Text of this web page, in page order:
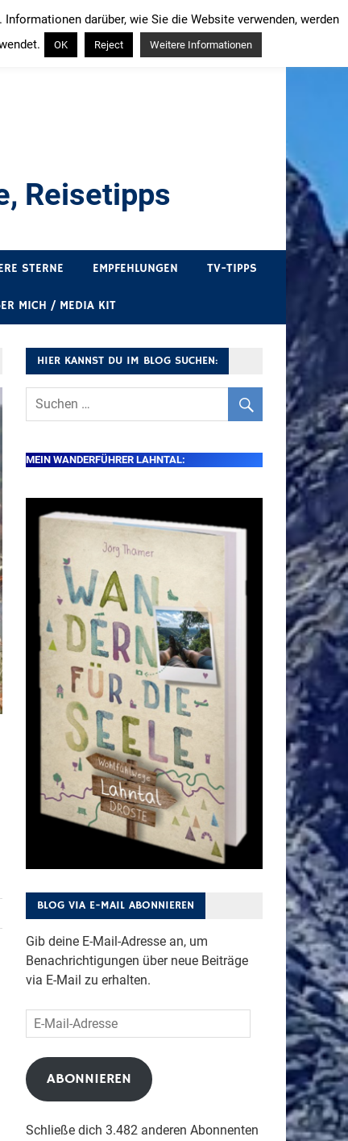
Reisetipps
STERNE EMPFEHLUNGEN TV-TIPPS
MICH / MEDIA KIT
HIER KANNST DU IM BLOG SUCHEN:
MEIN WANDERFÜHRER LAHNTAL:
BLOG VIA E-MAIL ABONNIEREN
Gib deine E-Mail-Adresse an, um
Benachrichtigungen über neue Beiträge
via E-Mail zu erhalten.
E-
Mail-
Adresse
ABONNIEREN
Schließe dich 3.482 anderen Abonnenten
darüber, wie Sie die Website verwenden, werden
OK Reject Weitere Informationen